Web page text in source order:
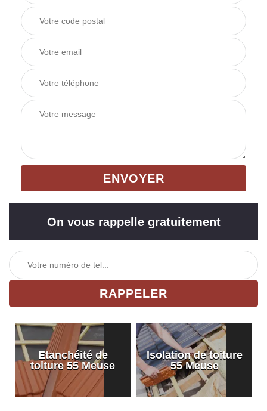
On vous rappelle gratuitement
Etanchéité de
toiture 55 Meuse
Isolation de toiture
55 Meuse